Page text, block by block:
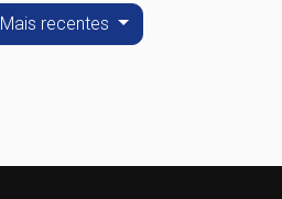
Mais recentes